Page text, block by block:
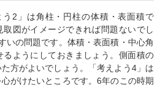
う2」は角柱・円柱の体積・表面積で
図がイメージできれば問題ないでし
いの問題です。体積・表面積・中心角
るようにしておきましょう。側面積の
方がよいでしょう。「考えよう4」は
がけたいところです。6年のこの時期